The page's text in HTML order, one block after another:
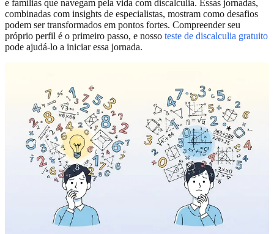
e famílias que navegam pela vida com discalculia. Essas jornadas,
combinadas com insights de especialistas, mostram como desafios
podem ser transformados em pontos fortes. Compreender seu
próprio perfil é o primeiro passo, e nosso teste de discalculia gratuito
pode ajudá-lo a iniciar essa jornada.